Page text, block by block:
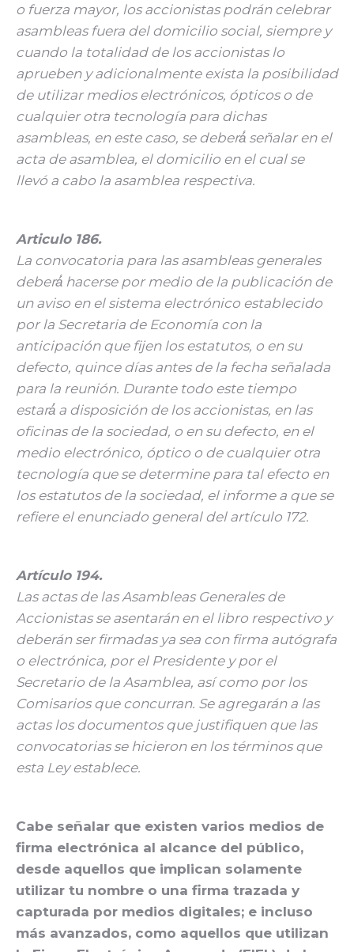
o fuerza mayor, los accionistas podrán celebrar
asambleas fuera del domicilio social, siempre y
cuando la totalidad de los accionistas lo
aprueben y adicionalmente exista la posibilidad
de utilizar medios electrónicos, ópticos o de
cualquier otra tecnología para dichas
asambleas, en este caso, se deberá́ señalar en el
acta de asamblea, el domicilio en el cual se
llevó a cabo la asamblea respectiva.
Articulo 186.
La convocatoria para las asambleas generales
deberá́ hacerse por medio de la publicación de
un aviso en el sistema electrónico establecido
por la Secretaria de Economía con la
anticipación que fijen los estatutos, o en su
defecto, quince días antes de la fecha señalada
para la reunión. Durante todo este tiempo
estará́ a disposición de los accionistas, en las
oficinas de la sociedad, o en su defecto, en el
medio electrónico, óptico o de cualquier otra
tecnología que se determine para tal efecto en
los estatutos de la sociedad, el informe a que se
refiere el enunciado general del artículo 172.
Artículo 194.
Las actas de las Asambleas Generales de
Accionistas se asentarán en el libro respectivo y
deberán ser firmadas ya sea con firma autógrafa
o electrónica, por el Presidente y por el
Secretario de la Asamblea, así como por los
Comisarios que concurran. Se agregarán a las
actas los documentos que justifiquen que las
convocatorias se hicieron en los términos que
esta Ley establece.
Cabe señalar que existen varios medios de
firma electrónica al alcance del público,
desde aquellos que implican solamente
utilizar tu nombre o una firma trazada y
capturada por medios digitales; e incluso
más avanzados, como aquellos que utilizan